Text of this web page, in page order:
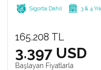
Sigorta Dahil 3 & 4
165.208 TL
3.397 USD
Başlayan Fiyatlarla